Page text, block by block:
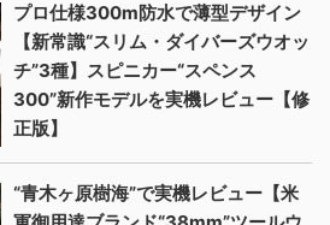
プロ仕様300m防水で薄型デザイン
【新常識“スリム・ダイバーズウオッ
チ”3種】スピニカー“スペンス
300”新作モデルを実機レビュー【修
正版】
“青木ヶ原樹海”で実機レビュー【米